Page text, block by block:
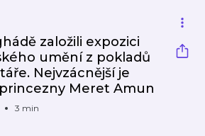
založili expozici
umění z pokladů
Nejvzácnější je
Meret Amun
3 min